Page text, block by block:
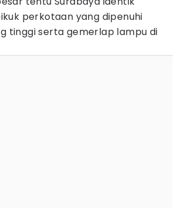
perkotaan yang dipenuhi
tinggi serta gemerlap lampu di